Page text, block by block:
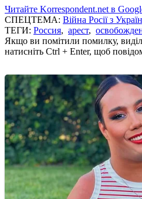
Читайте Korrespondent.net в
СПЕЦТЕМА: Війна Росії з
ТЕГИ: Россия, арест,
Якщо ви помітили помилку,
натисніть Ctrl + Enter, щоб